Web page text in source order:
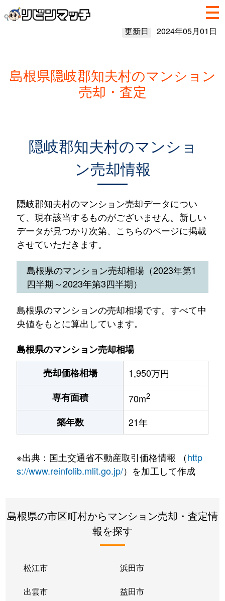
更新日 2024年05月01日
島根県隠岐郡知夫村のマンション
売却・査定
隠岐郡知夫村のマンショ
ン売却情報
隠岐郡知夫村のマンション売却データについ
て、現在該当するものがございません。新しい
データが見つかり次第、こちらのページに掲載
させていただきます。
島根県のマンション売却相場（2023年第1
四半期～2023年第3四半期）
島根県のマンションの売却相場です。すべて中
央値をもとに算出しています。
島根県のマンション売却相場
売却価格相場
1,950万円
専有面積
70m2
築年数 21年
※出典：国土交通省不動産取引価格情報 （http
s://www.reinfolib.mlit.go.jp/）を加工して作成
島根県の市区町村からマンション売却・査定情
報を探す
松江市 浜田市
出雲市 益田市